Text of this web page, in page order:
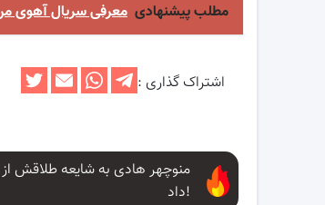
مطلب پیشنهادی معرفی سریال آهوی من
اشتراک گذاری :
منوچهر هادی به شایعه طلاقش از
داد!